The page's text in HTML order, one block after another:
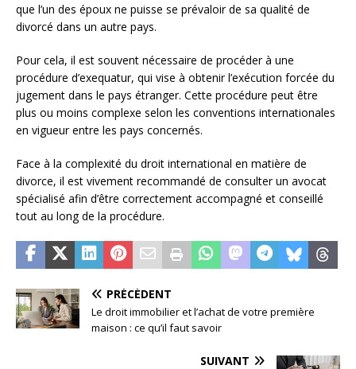
que l’un des époux ne puisse se prévaloir de sa qualité de
divorcé dans un autre pays.
Pour cela, il est souvent nécessaire de procéder à une
procédure d’exequatur, qui vise à obtenir l’exécution forcée du
jugement dans le pays étranger. Cette procédure peut être
plus ou moins complexe selon les conventions internationales
en vigueur entre les pays concernés.
Face à la complexité du droit international en matière de
divorce, il est vivement recommandé de consulter un avocat
spécialisé afin d’être correctement accompagné et conseillé
tout au long de la procédure.
PRÉCÉDENT
Le droit immobilier et l’achat de votre première
maison : ce qu’il faut savoir
SUIVANT